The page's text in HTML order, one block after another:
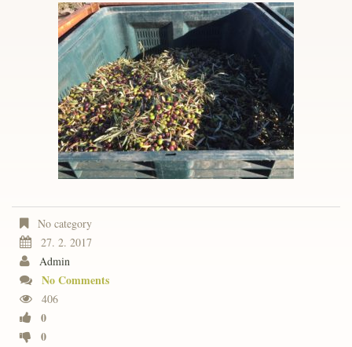
No category
27. 2. 2017
Admin
No Comments
406
0
0